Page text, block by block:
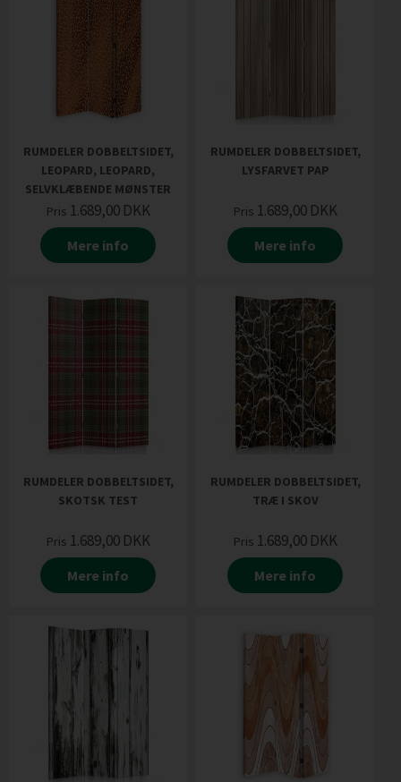
RUMDELER DOBBELTSIDET,
LEOPARD, LEOPARD,
SELVKLÆBENDE MØNSTER
Pris 1.689,00 DKK
Mere info
RUMDELER DOBBELTSIDET,
LYSFARVET PAP
Pris 1.689,00 DKK
Mere info
RUMDELER DOBBELTSIDET,
SKOTSK TEST
Pris 1.689,00 DKK
Mere info
RUMDELER DOBBELTSIDET,
TRÆ I SKOV
Pris 1.689,00 DKK
Mere info